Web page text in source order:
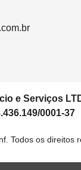
e Serviços
0001-37
Todos os direitos